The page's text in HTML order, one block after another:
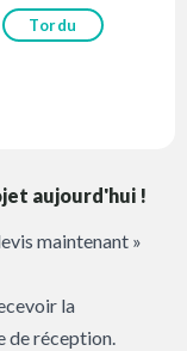
Tordu
aujourd'hui !
maintenant »
la
de réception.